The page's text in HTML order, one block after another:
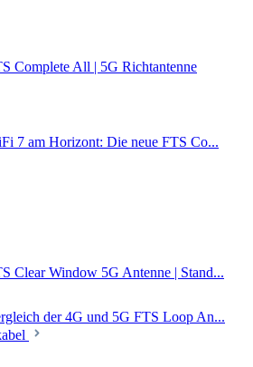
Complete All | 5G Richtantenne
7 am Horizont: Die neue FTS Co...
Clear Window 5G Antenne | Stand...
der 4G und 5G FTS Loop An...